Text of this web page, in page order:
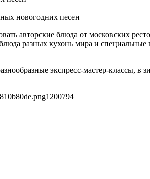
новогодних песен
авторские блюда от московских
разных кухонь мира и специальные
экспресс-мастер-классы, в
1200794